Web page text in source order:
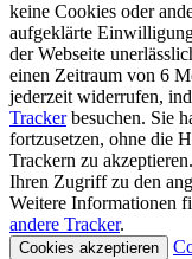
keine Cookies oder
aufgeklärte
der Webseite
einen Zeitraum von 6
jederzeit widerrufen,
Trackerbesuchen. Sie
fortzusetzen, ohne die
Trackern zu
Ihren Zugriff zu den
Weitere Informationen
andere Tracker.
Cookies akzeptieren